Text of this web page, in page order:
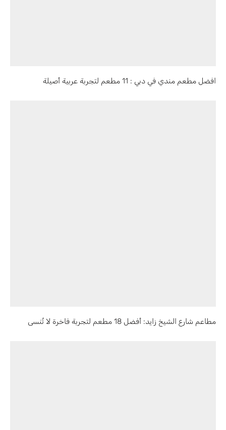
افضل مطعم مندي في دبي : 11 مطعم لتجربة عربية أصيلة
مطاعم شارع الشيخ زايد: أفضل 18 مطعم لتجربة فاخرة لا تُنسى